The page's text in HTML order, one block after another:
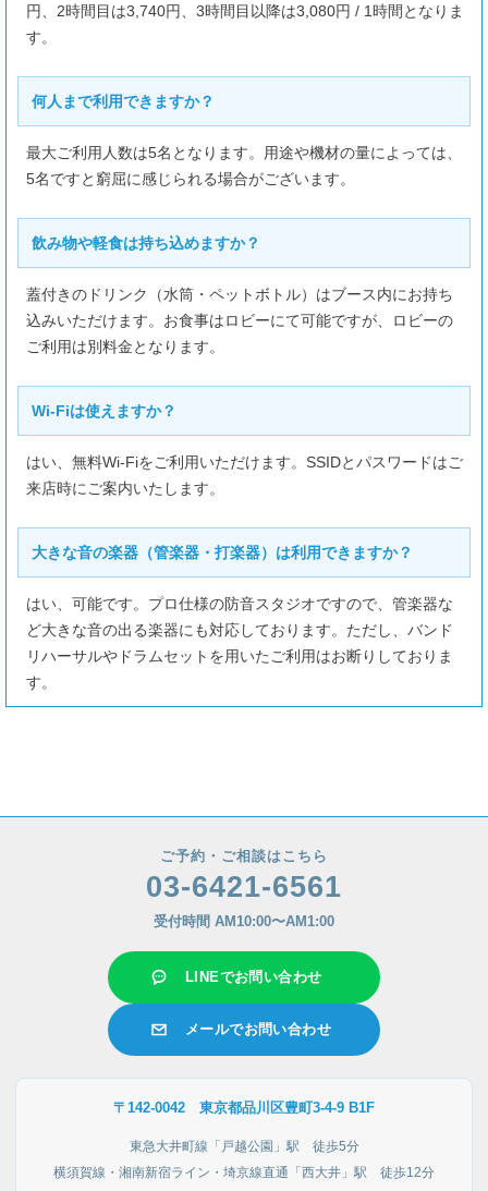
円、2時間目は3,740円、3時間目以降は3,080円 / 1時間となりま
す。
何人まで利用できますか？
最大ご利用人数は5名となります。用途や機材の量によっては、
5名ですと窮屈に感じられる場合がございます。
飲み物や軽食は持ち込めますか？
蓋付きのドリンク（水筒・ペットボトル）はブース内にお持ち
込みいただけます。お食事はロビーにて可能ですが、ロビーの
ご利用は別料金となります。
Wi-Fiは使えますか？
はい、無料Wi-Fiをご利用いただけます。SSIDとパスワードはご
来店時にご案内いたします。
大きな音の楽器（管楽器・打楽器）は利用できますか？
はい、可能です。プロ仕様の防音スタジオですので、管楽器な
ど大きな音の出る楽器にも対応しております。ただし、バンド
リハーサルやドラムセットを用いたご利用はお断りしておりま
す。
ご予約・ご相談はこちら
03-6421-6561
受付時間 AM10:00〜AM1:00
LINEでお問い合わせ
メールでお問い合わせ
〒142-0042 東京都品川区豊町3-4-9 B1F
東急大井町線「戸越公園」駅 徒歩5分
横須賀線・湘南新宿ライン・埼京線直通「西大井」駅 徒歩12分